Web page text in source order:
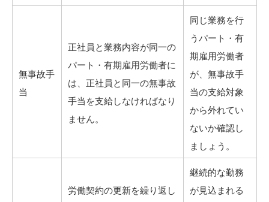
無事故手
当
正社員と業務内容が同一の
パート・有期雇用労働者に
は、正社員と同一の無事故
手当を支給しなければなり
ません。
同じ業務を行
うパート・有
期雇用労働者
が、無事故手
当の支給対象
から外れてい
ないか確認し
ましょう。
労働契約の更新を繰り返し
継続的な勤務
が見込まれる